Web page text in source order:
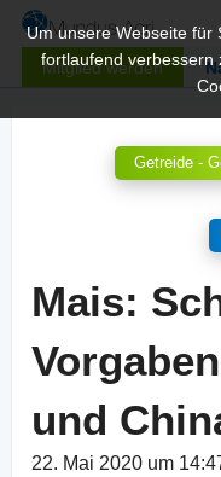
Mitglied werden
Um unsere Webseite für
fortlaufend verbessern
Getreide -
Mais:
und
22. Mai 2020 um